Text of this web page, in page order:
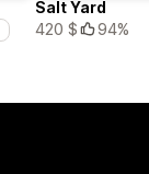
Salt Yard
420 $
94%